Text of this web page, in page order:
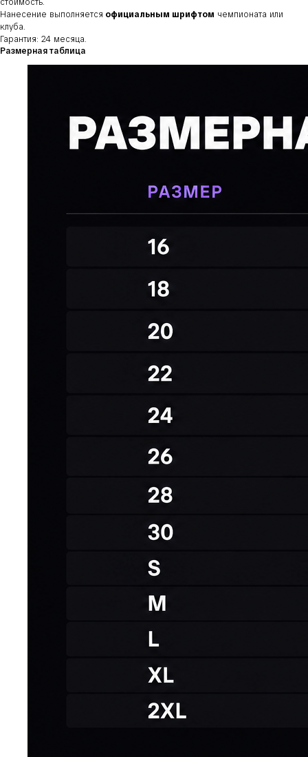
Нанесение выполняется официальным шрифтом чемпионата или
клуба.
Гарантия: 24 месяца.
Размерная таблица